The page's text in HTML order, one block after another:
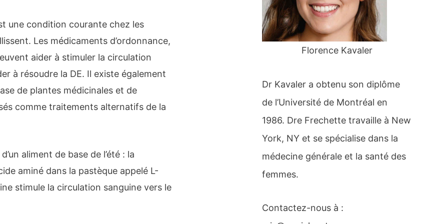
une condition courante chez les
Les médicaments d’ordonnance,
aider à stimuler la circulation
à résoudre la DE. Il existe également
de plantes médicinales et de
comme traitements alternatifs de la
aliment de base de l’été : la
aminé dans la pastèque appelé L-
stimule la circulation sanguine vers le
:
Florence Kavaler
Dr Kavaler a obtenu son diplôme
de l’Université de Montréal en
1986. Dre Frechette travaille à New
York, NY et se spécialise dans la
médecine générale et la santé des
femmes.
Contactez-nous à :